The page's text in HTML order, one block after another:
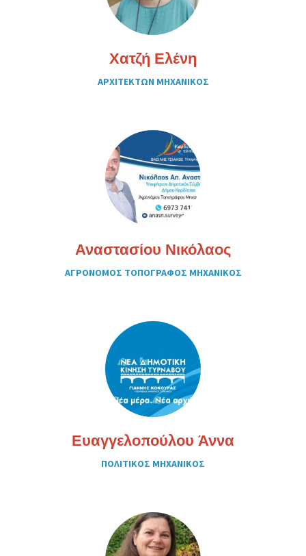
Χατζή Ελένη
ΑΡΧΙΤΕΚΤΩΝ ΜΗΧΑΝΙΚΟΣ
Αναστασίου Νικόλαος
ΑΓΡΟΝΟΜΟΣ ΤΟΠΟΓΡΑΦΟΣ ΜΗΧΑΝΙΚΟΣ
Ευαγγελοπούλου Άννα
ΠΟΛΙΤΙΚΟΣ ΜΗΧΑΝΙΚΟΣ